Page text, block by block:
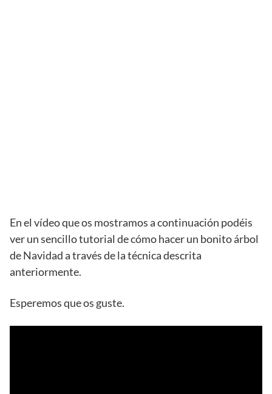
En el vídeo que os mostramos a continuación podéis
ver un sencillo tutorial de cómo hacer un bonito árbol
de Navidad a través de la técnica descrita
anteriormente.
Esperemos que os guste.